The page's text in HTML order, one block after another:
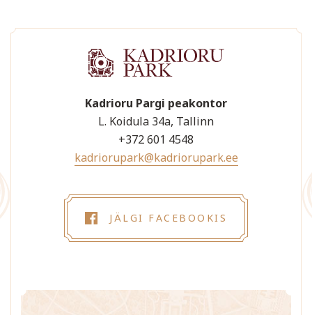
Kadrioru Pargi peakontor
L. Koidula 34a, Tallinn
+372 601 4548
kadriorupark@kadriorupark.ee
JÄLGI FACEBOOKIS